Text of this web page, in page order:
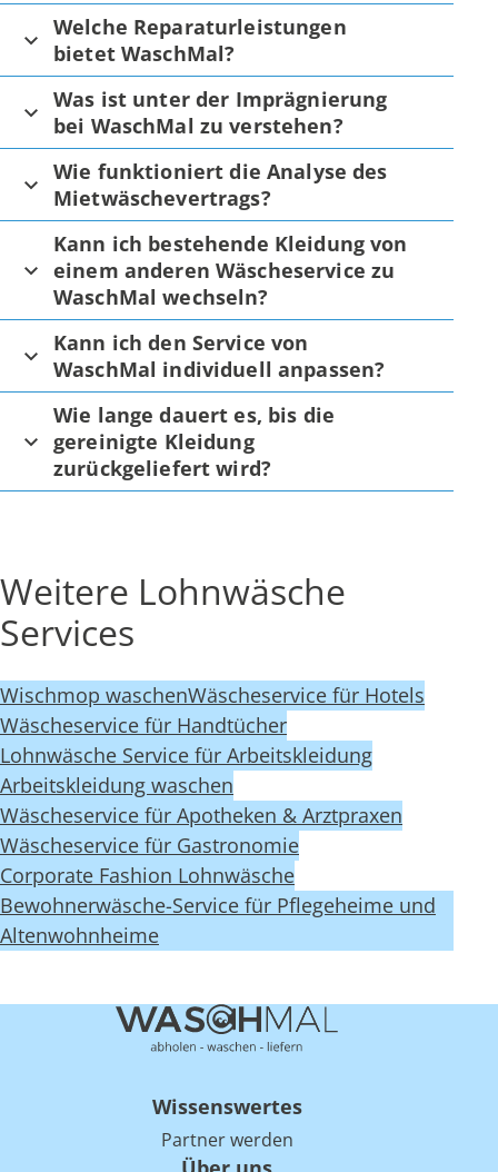
Welche Reparaturleistungen
bietet WaschMal?
Was ist unter der Imprägnierung
bei WaschMal zu verstehen?
Wie funktioniert die Analyse des
Mietwäschevertrags?
Kann ich bestehende Kleidung von
einem anderen Wäscheservice zu
WaschMal wechseln?
Kann ich den Service von
WaschMal individuell anpassen?
Wie lange dauert es, bis die
gereinigte Kleidung
zurückgeliefert wird?
Weitere Lohnwäsche
Services
Wischmop waschenWäscheservice für Hotels
Wäscheservice für Handtücher
Lohnwäsche Service für Arbeitskleidung
Arbeitskleidung waschen
Wäscheservice für Apotheken & Arztpraxen
Wäscheservice für Gastronomie
Corporate Fashion Lohnwäsche
Bewohnerwäsche-Service für Pflegeheime und
Altenwohnheime
Wissenswertes
Partner werden